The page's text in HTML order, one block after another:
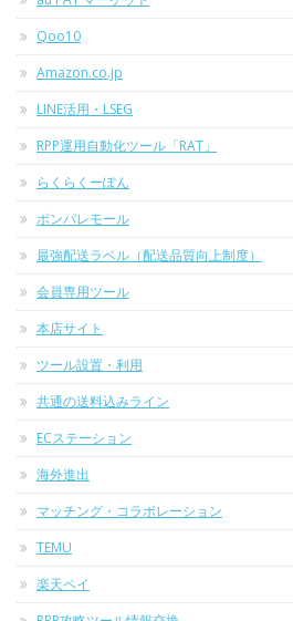
Qoo10
Amazon.co.jp
LINE活用・LSEG
RPP運用自動化ツール「RAT」
らくらくーぽん
ポンパレモール
最強配送ラベル（配送品質向上制度）
会員専用ツール
本店サイト
ツール設置・利用
共通の送料込みライン
ECステーション
海外進出
マッチング・コラボレーション
TEMU
楽天ペイ